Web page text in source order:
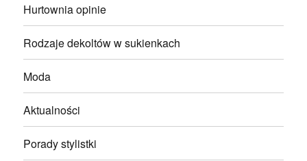
Hurtownia opinie
Rodzaje dekoltów w sukienkach
Moda
Aktualności
Porady stylistki